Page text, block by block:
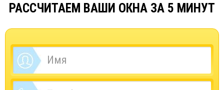
РАССЧИТАЕМ ВАШИ ОКНА ЗА 5 МИНУТ